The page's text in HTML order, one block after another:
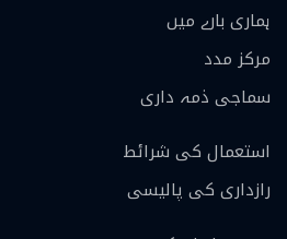
ہماری بارے ميں
مرکز مدد
سماجی ذمہ داری
استعمال کی شرائط
رازداری کی پالیسی